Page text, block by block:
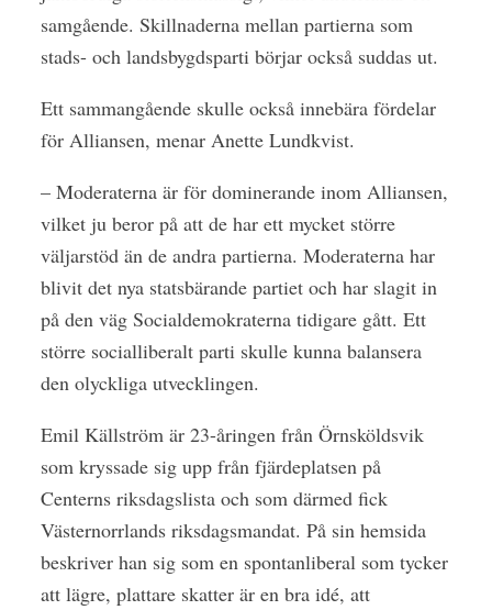
samgående. Skillnaderna mellan partierna som
stads- och landsbygdsparti börjar också suddas ut.
Ett sammangående skulle också innebära fördelar
för Alliansen, menar Anette Lundkvist.
– Moderaterna är för dominerande inom Alliansen,
vilket ju beror på att de har ett mycket större
väljarstöd än de andra partierna. Moderaterna har
blivit det nya statsbärande partiet och har slagit in
på den väg Socialdemokraterna tidigare gått. Ett
större socialliberalt parti skulle kunna balansera
den olyckliga utvecklingen.
Emil Källström är 23-åringen från Örnsköldsvik
som kryssade sig upp från fjärdeplatsen på
Centerns riksdagslista och som därmed fick
Västernorrlands riksdagsmandat. På sin hemsida
beskriver han sig som en spontanliberal som tycker
att lägre, plattare skatter är en bra idé, att